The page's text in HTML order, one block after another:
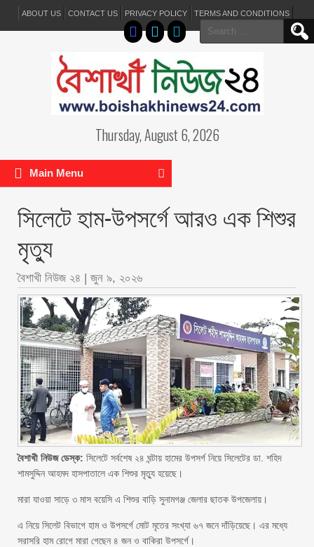
ABOUT US CONTACT US PRIVACY POLICY TERMS AND CONDITIONS
Search
for:
Thursday, August 6, 2026
Main Menu
সিলেটে হাম-উপসর্গে আরও এক শিশুর
মৃত্যু
বৈশাখী নিউজ ২৪ | জুন ৯, ২০২৬
বৈশাখী নিউজ ডেস্ক: সিলেটে সর্বশেষ ২৪ ঘন্টায় হামের উপসর্গ নিয়ে সিলেটের ডা. শহিদ
শামসুদ্দিন আহমদ হাসপাতালে এক শিশুর মৃত্যু হয়েছে।
মারা যাওয়া সাড়ে ৩ মাস বয়েসি এ শিশুর বাড়ি সুনামগঞ্জ জেলার ছাতক উপজেলায়।
এ নিয়ে সিলেট বিভাগে হাম ও উপসর্গে মোট মৃতের সংখ্যা ৬৭ জনে দাঁড়িয়েছে। এর মধ্যে
সরাসরি হাম রোগে মারা গেছেন ৪ জন ও বাকিরা উপসর্গে।